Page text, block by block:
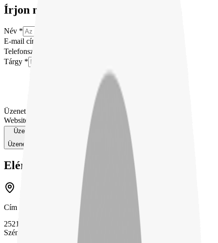
Írjon nekünk
Név *
E-mail cím *
Telefonszám
Tárgy *
Üzenet *
Website
Üzenet küldése
Üzenet küldése
Elérhetőségeink
Cím
2521 Csolnok,
Szénbányászok útja 32.